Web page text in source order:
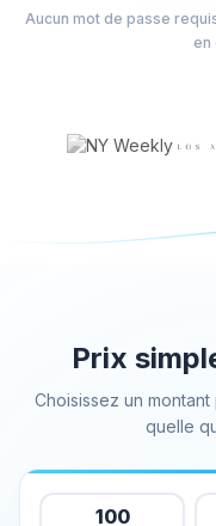
Acheter des J'aime
Acheter des vues de
Acheter des abonnés
Acheter des vues
Acheter des membres
Acheter des membres
Acheter des abonnés
Acheter des vues
Tiktok Services
Acheter des abonnés
Aucun mot de passe
en
Prix
Choisissez un
quelle
100